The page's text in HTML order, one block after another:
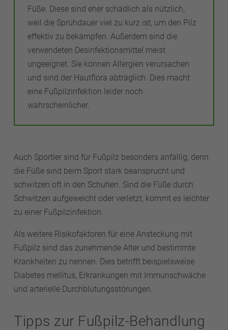
Füße. Diese sind eher schädlich als nützlich,
weil die Sprühdauer viel zu kurz ist, um den Pilz
effektiv zu bekämpfen. Außerdem sind die
verwendeten Desinfektionsmittel meist
ungeeignet. Sie können Allergien verursachen
und sind der Hautflora abträglich. Dies macht
eine Fußpilzinfektion leider noch
wahrscheinlicher.
Auch Sportler sind für Fußpilz besonders anfällig, denn
die Füße sind beim Sport stark beansprucht und
schwitzen oft in den Schuhen. Sind die Füße durch
Schwitzen aufgeweicht oder verletzt, kommt es leichter
zu einer Fußpilzinfektion.
Als weitere Risikofaktoren für eine Ansteckung mit
Fußpilz sind das zunehmende Alter und bestimmte
Krankheiten zu nennen. Dies betrifft beispielsweise
Diabetes mellitus, Erkrankungen mit Immunschwäche
und arterielle Durchblutungsstörungen.
Tipps zur Fußpilz-Behandlung